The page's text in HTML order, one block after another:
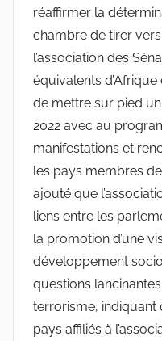
réaffirmer la
chambre de tirer
l’association des
équivalents
de mettre sur pied un
2022 avec au
manifestations et
les pays membres
ajouté que
liens entre les
la promotion d’une
développement
questions
terrorisme, indiquant
pays affiliés à